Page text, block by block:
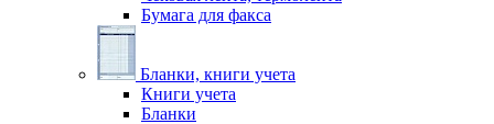
Бумага для факса
Бланки, книги учета
Книги учета
Бланки